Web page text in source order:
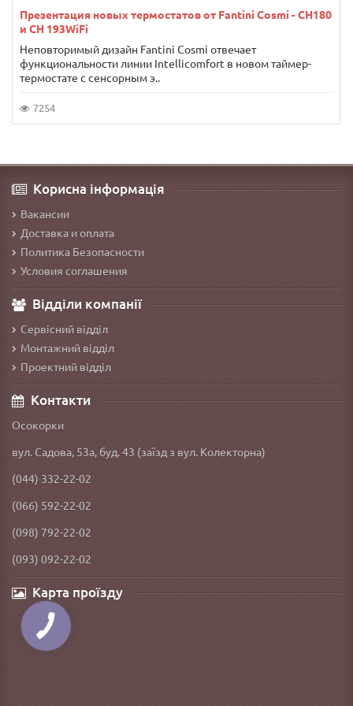
Презентация новых термостатов от Fantini Cosmi - CH180
и CH 193WiFi
Неповторимый дизайн Fantini Cosmi отвечает
функциональности линии Intellicomfort в новом таймер-
термостате с сенсорным э..
7254
Корисна інформація
Вакансии
Доставка и оплата
Политика Безопасности
Условия соглашения
Відділи компанії
Сервісний відділ
Монтажний відділ
Проектний відділ
Контакти
Осокорки
вул. Садова, 53а, буд. 43 (заїзд з вул. Колекторна)
(044) 332-22-02
(066) 592-22-02
(098) 792-22-02
(093) 092-22-02
Карта проїзду